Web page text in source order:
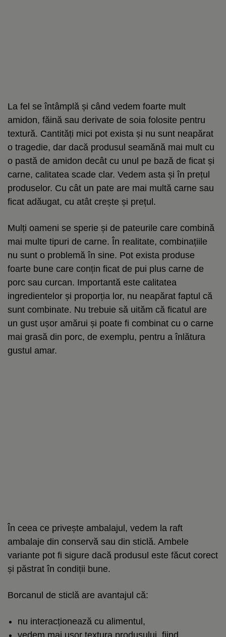
La fel se întâmplă și când vedem foarte mult
amidon, făină sau derivate de soia folosite pentru
textură. Cantități mici pot exista și nu sunt neapărat
o tragedie, dar dacă produsul seamănă mai mult cu
o pastă de amidon decât cu unul pe bază de ficat și
carne, calitatea scade clar. Vedem asta și în prețul
produselor. Cu cât un pate are mai multă carne sau
ficat adăugat, cu atât crește și prețul.
Mulți oameni se sperie și de pateurile care combină
mai multe tipuri de carne. În realitate, combinațiile
nu sunt o problemă în sine. Pot exista produse
foarte bune care conțin ficat de pui plus carne de
porc sau curcan. Importantă este calitatea
ingredientelor și proporția lor, nu neapărat faptul că
sunt combinate. Nu trebuie să uităm că ficatul are
un gust ușor amărui și poate fi combinat cu o carne
mai grasă din porc, de exemplu, pentru a înlătura
gustul amar.
În ceea ce privește ambalajul, vedem la raft
ambalaje din conservă sau din sticlă. Ambele
variante pot fi sigure dacă produsul este făcut corect
și păstrat în condiții bune.
Borcanul de sticlă are avantajul că:
nu interacționează cu alimentul,
vedem mai ușor textura produsului, fiind